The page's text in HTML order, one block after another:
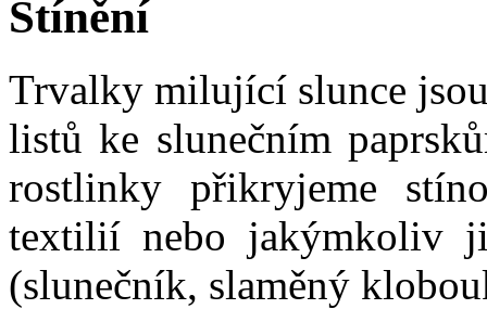
Stínění
Trvalky milující slunce
listů ke slunečním
rostlinky přikryjeme
textilií nebo jakýmkoliv
(slunečník, slaměný